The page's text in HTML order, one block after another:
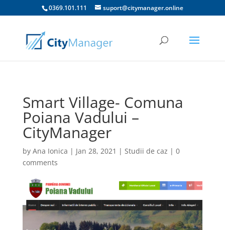
0369.101.111 suport@citymanager.online
Smart Village- Comuna
Poiana Vadului –
CityManager
by Ana Ionica | Jan 28, 2021 | Studii de caz | 0
comments